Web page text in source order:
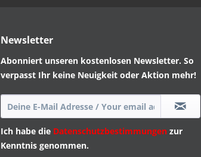
Newsletter
Abonniert unseren kostenlosen Newsletter. So
verpasst Ihr keine Neuigkeit oder Aktion mehr!
Ich habe die Datenschutzbestimmungen zur
Kenntnis genommen.